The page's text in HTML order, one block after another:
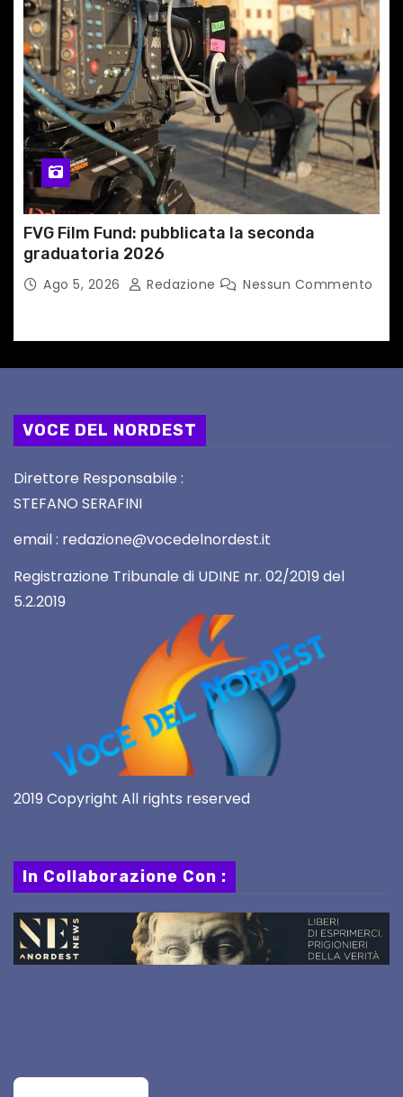
FVG Film Fund: pubblicata la seconda
graduatoria 2026
Ago 5, 2026 Redazione Nessun Commento
VOCE DEL NORDEST
Direttore Responsabile :
STEFANO SERAFINI
email : redazione@vocedelnordest.it
Registrazione Tribunale di UDINE nr. 02/2019 del
5.2.2019
2019 Copyright All rights reserved
In Collaborazione Con :